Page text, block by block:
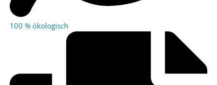
100 % ökologisch